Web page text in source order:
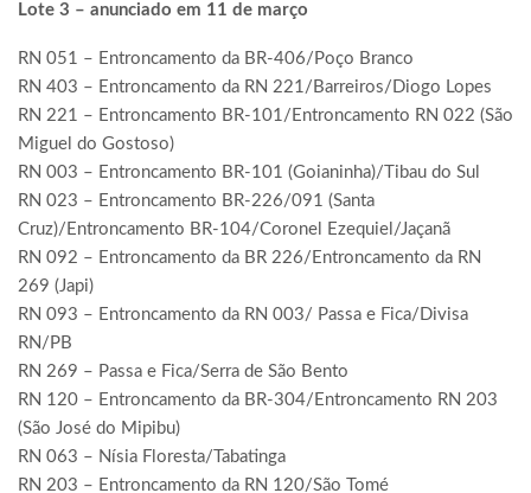
Lote 3 – anunciado em 11 de março
RN 051 – Entroncamento da BR-406/Poço Branco
RN 403 – Entroncamento da RN 221/Barreiros/Diogo Lopes
RN 221 – Entroncamento BR-101/Entroncamento RN 022 (São
Miguel do Gostoso)
RN 003 – Entroncamento BR-101 (Goianinha)/Tibau do Sul
RN 023 – Entroncamento BR-226/091 (Santa
Cruz)/Entroncamento BR-104/Coronel Ezequiel/Jaçanã
RN 092 – Entroncamento da BR 226/Entroncamento da RN
269 (Japi)
RN 093 – Entroncamento da RN 003/ Passa e Fica/Divisa
RN/PB
RN 269 – Passa e Fica/Serra de São Bento
RN 120 – Entroncamento da BR-304/Entroncamento RN 203
(São José do Mipibu)
RN 063 – Nísia Floresta/Tabatinga
RN 203 – Entroncamento da RN 120/São Tomé